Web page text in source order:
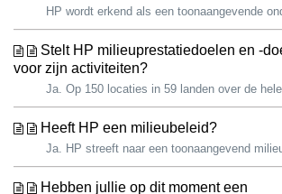
Stelt HP milieuprestatiedoelen en -
voor zijn activiteiten?
Heeft HP een milieubeleid?
Hebben jullie op dit moment een